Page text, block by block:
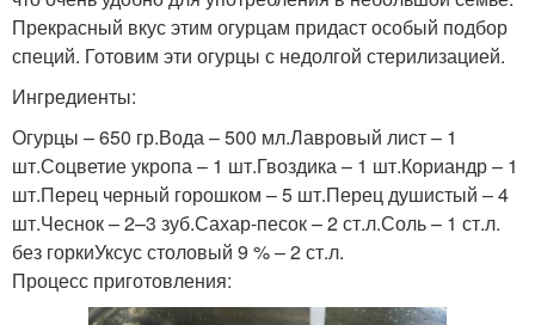
Прекрасный вкус этим огурцам придаст особый подбор
специй. Готовим эти огурцы с недолгой стерилизацией.
Ингредиенты:
Огурцы – 650 гр.Вода – 500 мл.Лавровый лист – 1
шт.Соцветие укропа – 1 шт.Гвоздика – 1 шт.Кориандр – 1
шт.Перец черный горошком – 5 шт.Перец душистый – 4
шт.Чеснок – 2–3 зуб.Сахар-песок – 2 ст.л.Соль – 1 ст.л.
без горкиУксус столовый 9 % – 2 ст.л.
Процесс приготовления: